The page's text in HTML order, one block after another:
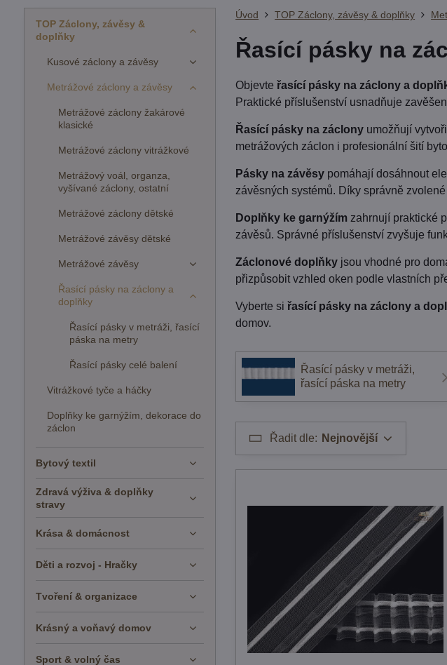
Úvod TOP Záclony, závěsy & doplňky
Řasící pásky na
Objevte řasící pásky na záclony a
Praktické příslušenství usnadňuje
Řasící pásky na záclony umožňují
metrážových záclon i profesionální šití
Pásky na závěsy pomáhají dosáhnout
závěsných systémů. Díky správně
Doplňky ke garnýžím zahrnují praktické
závěsů. Správné příslušenství zvyšuje
Záclonové doplňky jsou vhodné pro
přizpůsobit vzhled oken podle vlastních
Vyberte si řasící pásky na záclony a
domov.
Řasící pásky v metráži,
řasící páska na metry
Řadit dle: Nejnovější
TOP Záclony, závěsy &
doplňky
Kusové záclony a závěsy
Metrážové záclony a závěsy
Metrážové záclony žakárové
klasické
Metrážové záclony vitrážkové
Metrážový voál, organza,
vyšívané záclony, ostatní
Metrážové záclony dětské
Metrážové závěsy dětské
Metrážové závěsy
Řasící pásky na záclony a
doplňky
Řasící pásky v metráži, řasící
páska na metry
Řasící pásky celé balení
Vitrážkové tyče a háčky
Doplňky ke garnýžím, dekorace do
záclon
Bytový textil
Zdravá výživa & doplňky
stravy
Krása & domácnost
Děti a rozvoj - Hračky
Tvoření & organizace
Krásný a voňavý domov
Sport & volný čas